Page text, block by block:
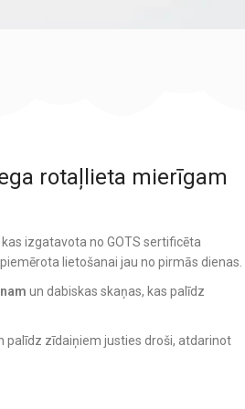
rotaļlieta mierīgam
kas izgatavota no GOTS sertificēta
lietošanai jau no pirmās dienas.
un dabiskas skaņas, kas palīdz
palīdz zīdaiņiem justies droši, atdarinot